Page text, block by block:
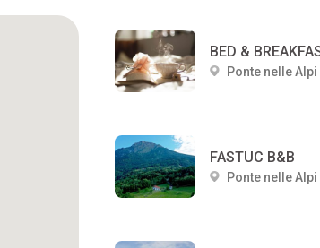
BED &
Ponte nelle Alpi
FASTUC B&B
Ponte nelle Alpi